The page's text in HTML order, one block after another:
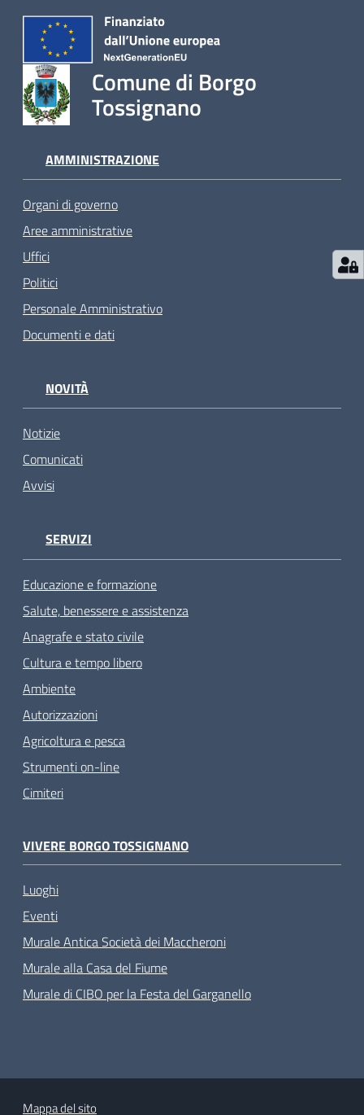
Comune di Borgo
Tossignano
AMMINISTRAZIONE
Organi di governo
Aree amministrative
Uffici
Politici
Personale Amministrativo
Documenti e dati
NOVITÀ
Notizie
Comunicati
Avvisi
SERVIZI
Educazione e formazione
Salute, benessere e assistenza
Anagrafe e stato civile
Cultura e tempo libero
Ambiente
Autorizzazioni
Agricoltura e pesca
Strumenti on-line
Cimiteri
VIVERE BORGO TOSSIGNANO
Luoghi
Eventi
Murale Antica Società dei Maccheroni
Murale alla Casa del Fiume
Murale di CIBO per la Festa del Garganello
Mappa del sito